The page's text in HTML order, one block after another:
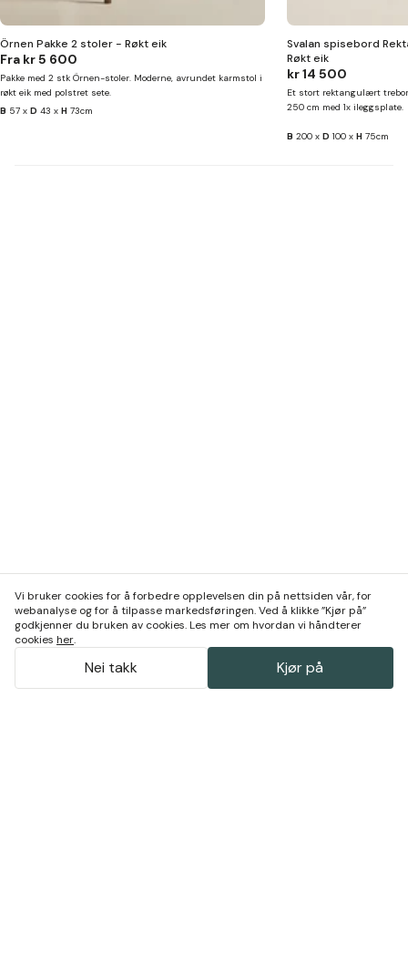
Örnen Pakke 2 stoler - Røkt eik
Fra kr 5 600
Pakke med 2 stk Örnen-stoler. Moderne, avrundet karmstol i
røkt eik med polstret sete.
B 57 x D 43 x H 73cm
Svalan spisebord
Røkt eik
kr 14 500
Et stort rektangulært
250 cm med 1x ileggsplate.
B 200 x D 100 x H 75cm
Vi bruker cookies for å forbedre opplevelsen din på nettsiden vår, for
webanalyse og for å tilpasse markedsføringen. Ved å klikke ”Kjør på”
godkjenner du bruken av cookies. Les mer om hvordan vi håndterer
cookies her.
Nei takk Kjør på